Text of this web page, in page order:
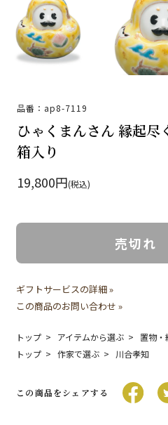
品番：ap8-7119
ひゃくまんさん 縁起
箱入り
19,800円(税込)
売切れ
ギフトサービスの詳細 »
この商品のお問い合わせ »
トップ アイテムから選ぶ 置物・
トップ
作家で選ぶ 川合孝知
この商品をシェアする